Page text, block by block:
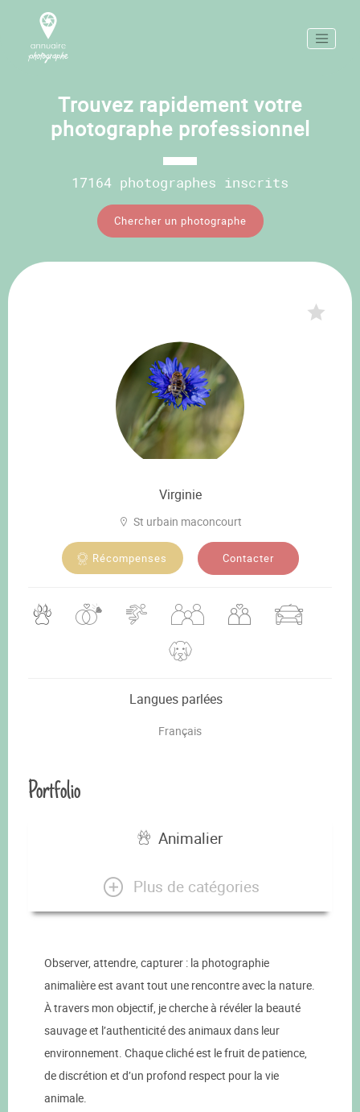
Trouvez rapidement votre
photographe professionnel
17164 photographes inscrits
Chercher un photographe
Virginie
St urbain maconcourt
Récompenses Contacter
Langues parlées
Français
Portfolio
Animalier
Plus de catégories
Observer, attendre, capturer : la photographie
animalière est avant tout une rencontre avec la nature.
À travers mon objectif, je cherche à révéler la beauté
sauvage et l’authenticité des animaux dans leur
environnement. Chaque cliché est le fruit de patience,
de discrétion et d’un profond respect pour la vie
animale.